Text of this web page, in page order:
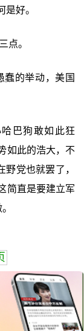
好。
点。
蠢的举动，美国
巴狗敢如此狂
如此的浩大，不
野党也就罢了，
简直是要建立军